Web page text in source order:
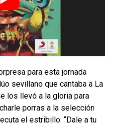
para esta jornada
sevillano que cantaba a La
los llevó a la gloria para
porras a la selección
el estribillo: “Dale a tu